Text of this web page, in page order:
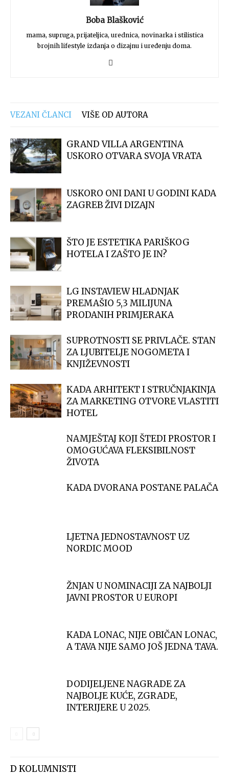
Boba Blašković
mama, supruga, prijateljica, urednica, novinarka i stilistica
brojnih lifestyle izdanja o dizajnu i uređenju doma.
VEZANI ČLANCI VIŠE OD AUTORA
GRAND VILLA ARGENTINA
USKORO OTVARA SVOJA VRATA
USKORO ONI DANI U GODINI KADA
ZAGREB ŽIVI DIZAJN
ŠTO JE ESTETIKA PARIŠKOG
HOTELA I ZAŠTO JE IN?
LG INSTAVIEW HLADNJAK
PREMAŠIO 5,3 MILIJUNA
PRODANIH PRIMJERAKA
SUPROTNOSTI SE PRIVLAČE. STAN
ZA LJUBITELJE NOGOMETA I
KNJIŽEVNOSTI
KADA ARHITEKT I STRUČNJAKINJA
ZA MARKETING OTVORE VLASTITI
HOTEL
NAMJEŠTAJ KOJI ŠTEDI PROSTOR I
OMOGUĆAVA FLEKSIBILNOST
ŽIVOTA
KADA DVORANA POSTANE PALAČA
LJETNA JEDNOSTAVNOST UZ
NORDIC MOOD
ŽNJAN U NOMINACIJI ZA NAJBOLJI
JAVNI PROSTOR U EUROPI
KADA LONAC, NIJE OBIČAN LONAC,
A TAVA NIJE SAMO JOŠ JEDNA TAVA.
DODIJELJENE NAGRADE ZA
NAJBOLJE KUĆE, ZGRADE,
INTERIJERE U 2025.
D KOLUMNISTI